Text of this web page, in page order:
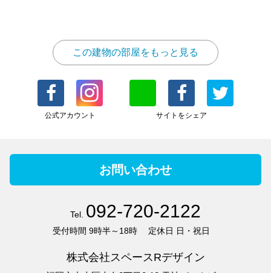
この建物の部屋をもっと見る
公式アカウント サイトをシェア
お問い合わせ
Tel. 092-720-2122
受付時間 9時半～18時 定休日 日・祝日
株式会社スペースRデザイン